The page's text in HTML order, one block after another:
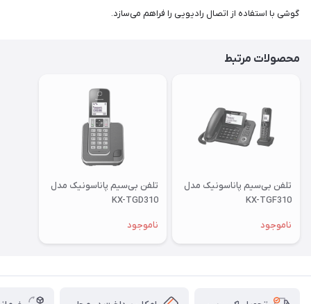
گوشی با استفاده از اتصال رادیویی را فراهم می‌سازد.
محصولات مرتبط
تلفن بی‌سیم پاناسونیک مدل
KX-TGF310
ناموجود
تلفن بی‌سیم پاناسونیک مدل
KX-TGD310
ناموجود